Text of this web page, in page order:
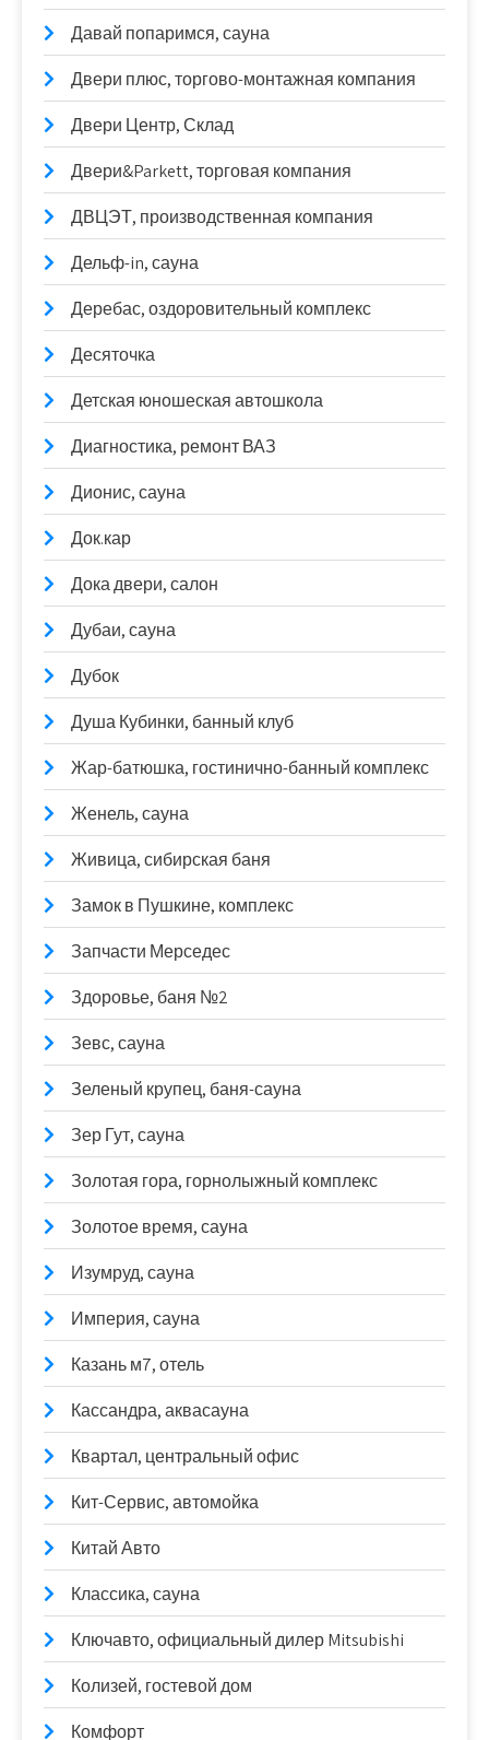
Давай попаримся, сауна
Двери плюс, торгово-монтажная компания
Двери Центр, Склад
Двери&Parkett, торговая компания
ДВЦЭТ, производственная компания
Дельф-in, сауна
Деребас, оздоровительный комплекс
Десяточка
Детская юношеская автошкола
Диагностика, ремонт ВАЗ
Дионис, сауна
Док.кар
Дока двери, салон
Дубаи, сауна
Дубок
Душа Кубинки, банный клуб
Жар-батюшка, гостинично-банный комплекс
Женель, сауна
Живица, сибирская баня
Замок в Пушкине, комплекс
Запчасти Мерседес
Здоровье, баня №2
Зевс, сауна
Зеленый крупец, баня-сауна
Зер Гут, сауна
Золотая гора, горнолыжный комплекс
Золотое время, сауна
Изумруд, сауна
Империя, сауна
Казань м7, отель
Кассандра, аквасауна
Квартал, центральный офис
Кит-Сервис, автомойка
Китай Авто
Классика, сауна
Ключавто, официальный дилер Mitsubishi
Колизей, гостевой дом
Комфорт